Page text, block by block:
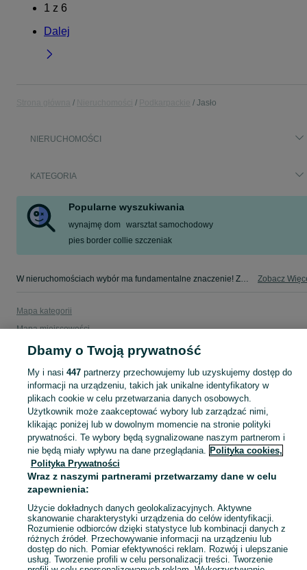
1 z 6
Dalej
Jasło
NIERUCHOMOŚCI
KATEGORIA
Popularne wyszukiwania
wynajmę dom
warsztat samochodowy
pies border collie szczeniak
W nieruchomościach wybór ma fundamentalne znaczenie! Znajdź wymarzony lokal w kategorii Nieruchomości na OLX - Jasło i okolice! Zobacz
Mapa kategorii
Mapa miejscowości
Mapa ministron
Dbamy o Twoją prywatność
My i nasi 447partnerzy przechowujemy lub uzyskujemy dostęp do
informacji na urządzeniu, takich jak unikalne identyfikatory w
plikach cookie w celu przetwarzania danych osobowych.
Użytkownik może zaakceptować wybory lub zarządzać nimi,
klikając poniżej lub w dowolnym momencie na stronie polityki
prywatności. Te wybory będą sygnalizowane naszym partnerom i
nie będą miały wpływu na dane przeglądania. Polityka cookies,
Polityka Prywatności
Wraz z naszymi partnerami przetwarzamy dane w celu
zapewnienia:
Użycie dokładnych danych geolokalizacyjnych. Aktywne
skanowanie charakterystyki urządzenia do celów identyfikacji.
Rozumienie odbiorców dzięki statystyce lub kombinacji danych z
różnych źródeł. Przechowywanie informacji na urządzeniu lub
dostęp do nich. Pomiar efektywności reklam. Rozwój i ulepszanie
usług. Tworzenie profili w celu personalizacji treści. Tworzenie